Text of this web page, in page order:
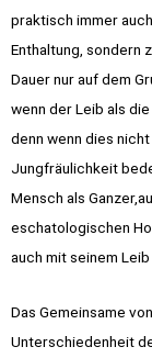
praktisch immer
Enthaltung, sondern
Dauer nur auf dem
wenn der Leib als
denn wenn dies
Jung­fräulichkeit
Mensch als
eschatologischen
auch mit seinem
Das Gemeinsame
Unterschiedenheit